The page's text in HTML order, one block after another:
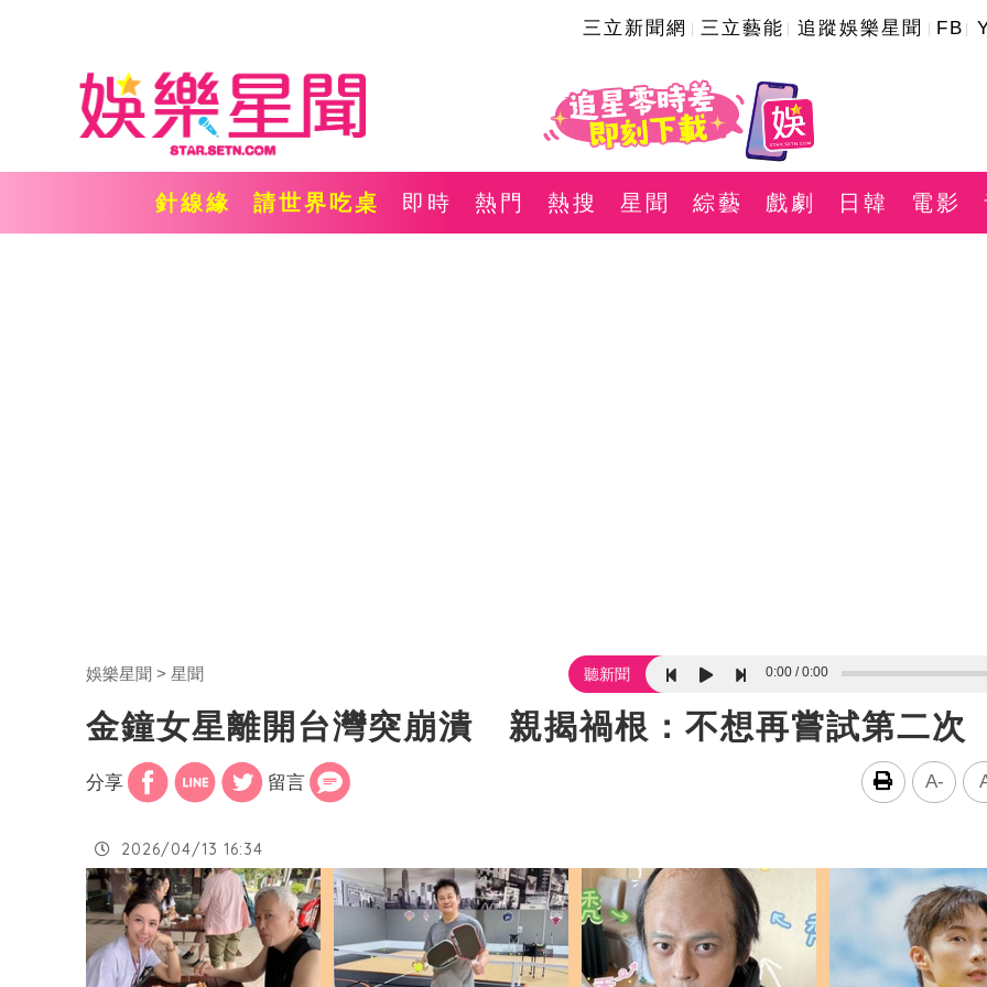
三立新聞網 三立藝能 追蹤娛樂星聞 FB
針線緣 請世界吃桌 即時 熱門 熱搜 星聞 綜藝 戲劇 日韓 電影
娛樂星聞 星聞 聽新聞 0:00 0:00
金鐘女星離開台灣突崩潰 親揭禍根：不想再嘗試第二次
分享 留言 A-
2026/04/13 16:34